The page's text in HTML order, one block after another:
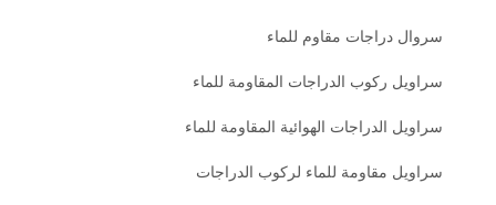
سروال دراجات مقاوم للماء
سراويل ركوب الدراجات المقاومة للماء
سراويل الدراجات الهوائية المقاومة للماء
سراويل مقاومة للماء لركوب الدراجات